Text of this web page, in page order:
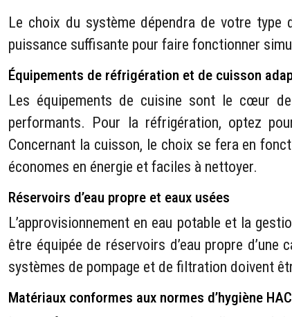
Le choix du système dépendra de votre type
puissance suffisante pour faire fonctionner
Équipements de réfrigération et de cuisson
Les équipements de cuisine sont le cœur
performants. Pour la réfrigération, optez
Concernant la cuisson, le choix se fera en
économes en énergie et faciles à nettoyer.
Réservoirs d’eau propre et eaux usées
L’approvisionnement en eau potable et la
être équipée de réservoirs d’eau propre
systèmes de pompage et de filtration doivent
Matériaux conformes aux normes d’hygiène